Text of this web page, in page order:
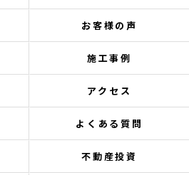
お客様の声
施工事例
アクセス
よくある質問
不動産投資